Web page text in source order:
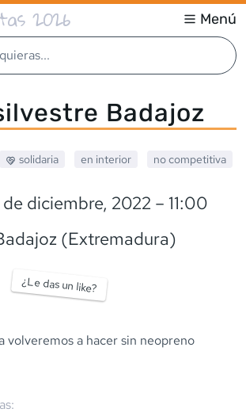
2026 Menú
Badajoz
solidaria en interior no competitiva
diciembre, 2022 – 11:00
(Extremadura)
¿Le das un like?
volveremos a hacer sin neopreno